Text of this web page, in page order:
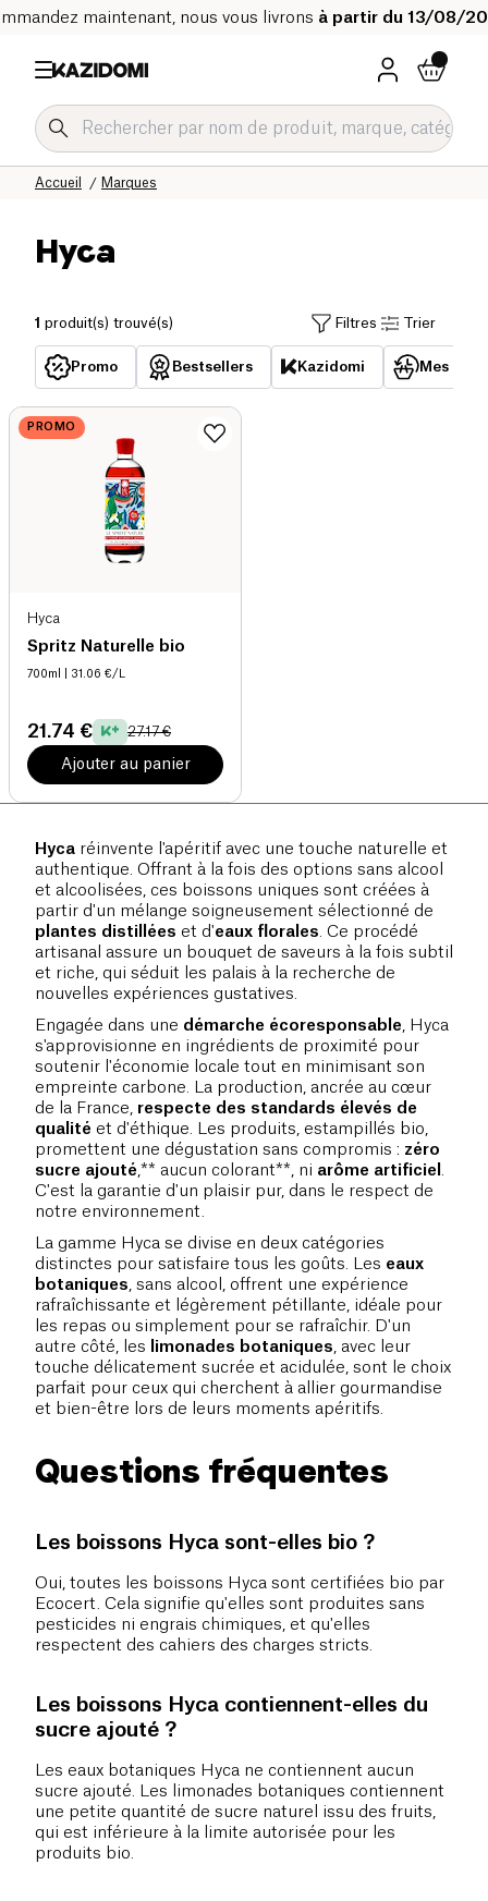
maintenant, nous vous livrons à partir du 13/08/
Marques
Accueil
Hyca
1 produit(s) trouvé(s) Filtres Trier
Promo Bestsellers Kazidomi Mes
PROMO
Hyca
Spritz Naturelle bio
700ml | 31.06 €/L
21.74 € 27.17 €
Ajouter au panier
Hyca réinvente l'apéritif avec une touche naturelle et
authentique. Offrant à la fois des options sans alcool
et alcoolisées, ces boissons uniques sont créées à
partir d'un mélange soigneusement sélectionné de
plantes distillées et d'eaux florales . Ce procédé
artisanal assure un bouquet de saveurs à la fois subtil
et riche, qui séduit les palais à la recherche de
nouvelles expériences gustatives.
Engagée dans une démarche écoresponsable , Hyca
s'approvisionne en ingrédients de proximité pour
soutenir l'économie locale tout en minimisant son
empreinte carbone. La production, ancrée au cœur
de la France, respecte des standards élevés de
qualité et d'éthique. Les produits, estampillés bio,
promettent une dégustation sans compromis : zéro
sucre ajouté ,** aucun colorant**, ni arôme artificiel
C'est la garantie d'un plaisir pur, dans le respect de
notre environnement.
La gamme Hyca se divise en deux catégories
distinctes pour satisfaire tous les goûts. Les eaux
botaniques , sans alcool, offrent une expérience
rafraîchissante et légèrement pétillante, idéale pour
les repas ou simplement pour se rafraîchir. D'un
autre côté, les
limonades botaniques , avec leur
touche délicatement sucrée et acidulée, sont le choix
parfait pour ceux qui cherchent à allier gourmandise
et bien-être lors de leurs moments apéritifs.
Questions fréquentes
Les boissons Hyca sont-elles bio ?
Oui, toutes les boissons Hyca sont certifiées bio par
Ecocert. Cela signifie qu'elles sont produites sans
pesticides ni engrais chimiques, et qu'elles
respectent des cahiers des charges stricts.
Les boissons Hyca contiennent-elles du
sucre ajouté ?
Les eaux botaniques Hyca ne contiennent aucun
sucre ajouté. Les limonades botaniques contiennent
une petite quantité de sucre naturel issu des fruits,
qui est inférieure à la limite autorisée pour les
produits bio.